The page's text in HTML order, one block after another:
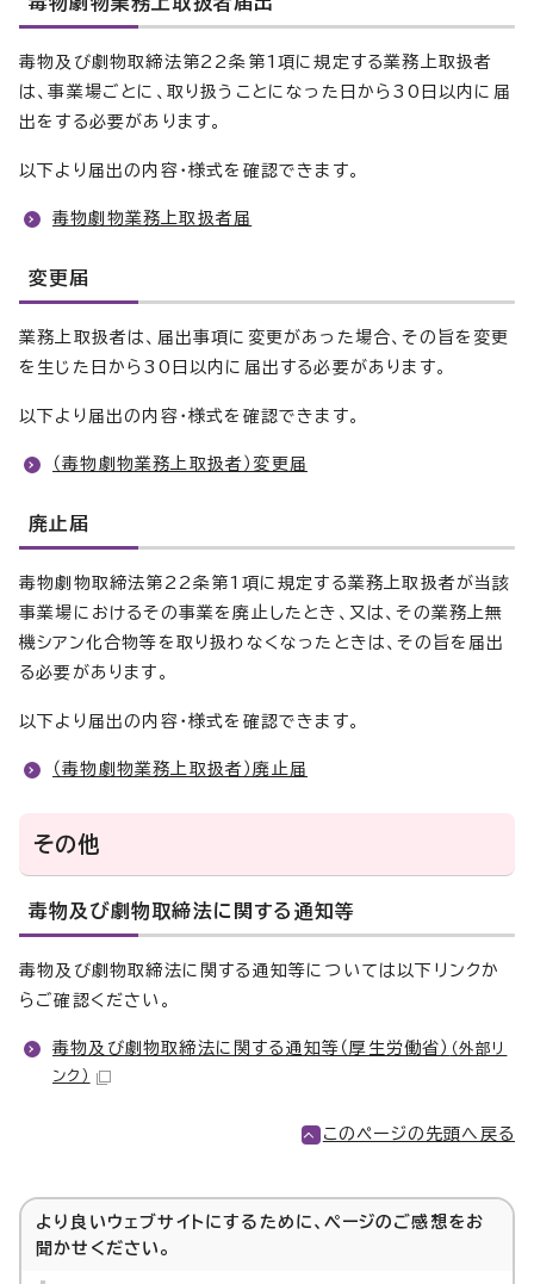
毒物及び劇物取締法第22条第1項に規定する業務上取扱者
は、事業場ごとに、取り扱うことになった日から30日以内に届
出をする必要があります。
以下より届出の内容・様式を確認できます。
毒物劇物業務上取扱者届
変更届
業務上取扱者は、届出事項に変更があった場合、その旨を変更
を生じた日から30日以内に届出する必要があります。
以下より届出の内容・様式を確認できます。
（毒物劇物業務上取扱者）変更届
廃止届
毒物劇物取締法第22条第1項に規定する業務上取扱者が当該
事業場におけるその事業を廃止したとき、又は、その業務上無
機シアン化合物等を取り扱わなくなったときは、その旨を届出
る必要があります。
以下より届出の内容・様式を確認できます。
（毒物劇物業務上取扱者）廃止届
その他
毒物及び劇物取締法に関する通知等
毒物及び劇物取締法に関する通知等については以下リンクか
らご確認ください。
毒物及び劇物取締法に関する通知等（厚生労働省） （外部リ
ンク）
このページの先頭へ戻る
より良いウェブサイトにするために、ページのご感想をお
聞かせください。